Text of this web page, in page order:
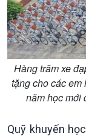
Kinh tế
Tin Kinh tế
Trước giờ mở cửa
Dòng chảy Kinh tế
Sức sống hàng
Khởi nghiệp
Tuyên chiến với
Hàng trăm xe
tặng cho các
năm học mới
Quỹ khuyến